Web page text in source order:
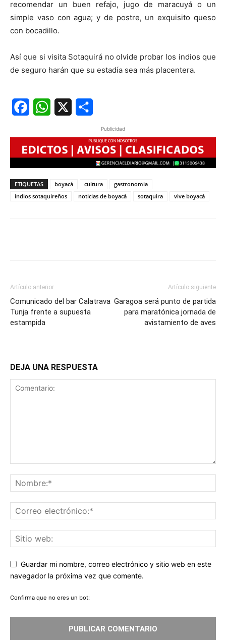
recomendar un buen refajo, jugo de maracuyá o un
simple vaso con agua; y de postre, un exquisito queso
con bocadillo.
Así que si visita Sotaquirá no olvide probar los indios que
de seguro harán que su estadía sea más placentera.
Publicidad
ETIQUETAS boyacá cultura
gastronomia
indios sotaquireños
noticias de boyacá sotaquira vive boyacá
Artículo anterior
Comunicado del bar Calatrava
Tunja frente a supuesta
estampida
Artículo siguiente
Garagoa será punto de partida
para maratónica jornada de
avistamiento de aves
DEJA UNA RESPUESTA
Guardar mi nombre, correo electrónico y sitio web en este
navegador la próxima vez que comente.
Confirma que no eres un bot: